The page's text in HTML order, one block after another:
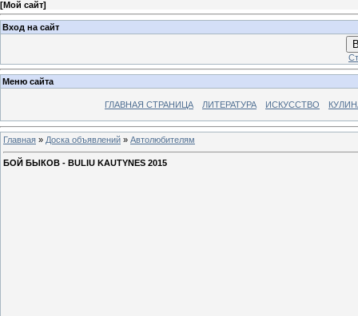
[Мой сайт]
Вход на сайт
Меню сайта
ГЛАВНАЯ СТРАНИЦА ЛИТЕРАТУРА ИСКУССТВО
Главная » Доска объявлений » Автолюбителям
БОЙ БЫКОВ - BULIU KAUTYNES 2015